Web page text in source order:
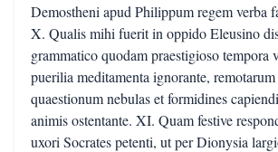
Demostheni apud Philippum regem verba
X. Qualis mihi fuerit in oppido Eleusino
grammatico quodam praestigioso tempora
puerilia meditamenta ignorante,
quaestionum nebulas et formidines
animis ostentante. XI. Quam festive
uxori Socrates petenti, ut per Dionysia